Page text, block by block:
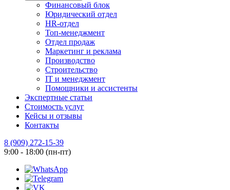
Финансовый блок
Юридический отдел
HR-отдел
Топ-менеджмент
Отдел продаж
Маркетинг и реклама
Производство
Строительство
IT и менеджмент
Помощники и ассистенты
Экспертные статьи
Стоимость услуг
Кейсы и отзывы
Контакты
8 (909) 272-15-39
9:00 - 18:00 (пн-пт)